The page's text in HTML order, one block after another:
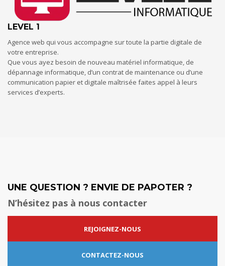
LEVEL 1
Agence web qui vous accompagne sur toute la partie digitale de
votre entreprise.
Que vous ayez besoin de nouveau matériel informatique, de
dépannage informatique, d’un contrat de maintenance ou d’une
communication papier et digitale maîtrisée faites appel à leurs
services d’experts.
UNE QUESTION ? ENVIE DE PAPOTER ?
N’hésitez pas à nous contacter
REJOIGNEZ-NOUS
CONTACTEZ-NOUS